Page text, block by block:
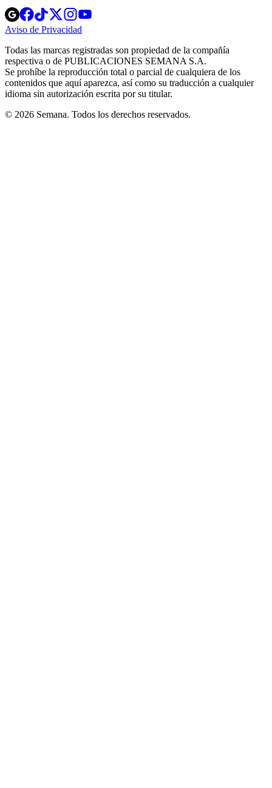
Opens
in
new
Opens
in
new
Opens
in
new
window
Opens
new
windowwindow
Aviso de Privacidad
new
window
Todas las marcas registradas son propiedad de la compañía
respectiva o de PUBLICACIONES SEMANA S.A.
Se prohíbe la reproducción total o parcial de cualquiera de los
contenidos que aquí aparezca, así como su traducción a cualquier
idioma sin autorización escrita por su titular.
© 2026 Semana. Todos los derechos reservados.